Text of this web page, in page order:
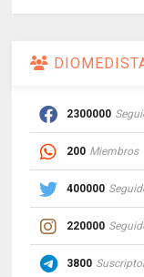
2300000
200 Miembros
400000
220000
3800